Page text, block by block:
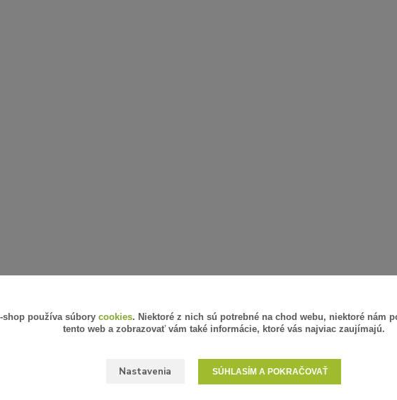
shop používa súbory cookies. Niektoré z nich sú potrebné na chod webu, niektoré nám
tento web a zobrazovať vám také informácie, ktoré vás najviac zaujímajú.
Nastavenia SÚHLASÍM A POKRAČOVAŤ